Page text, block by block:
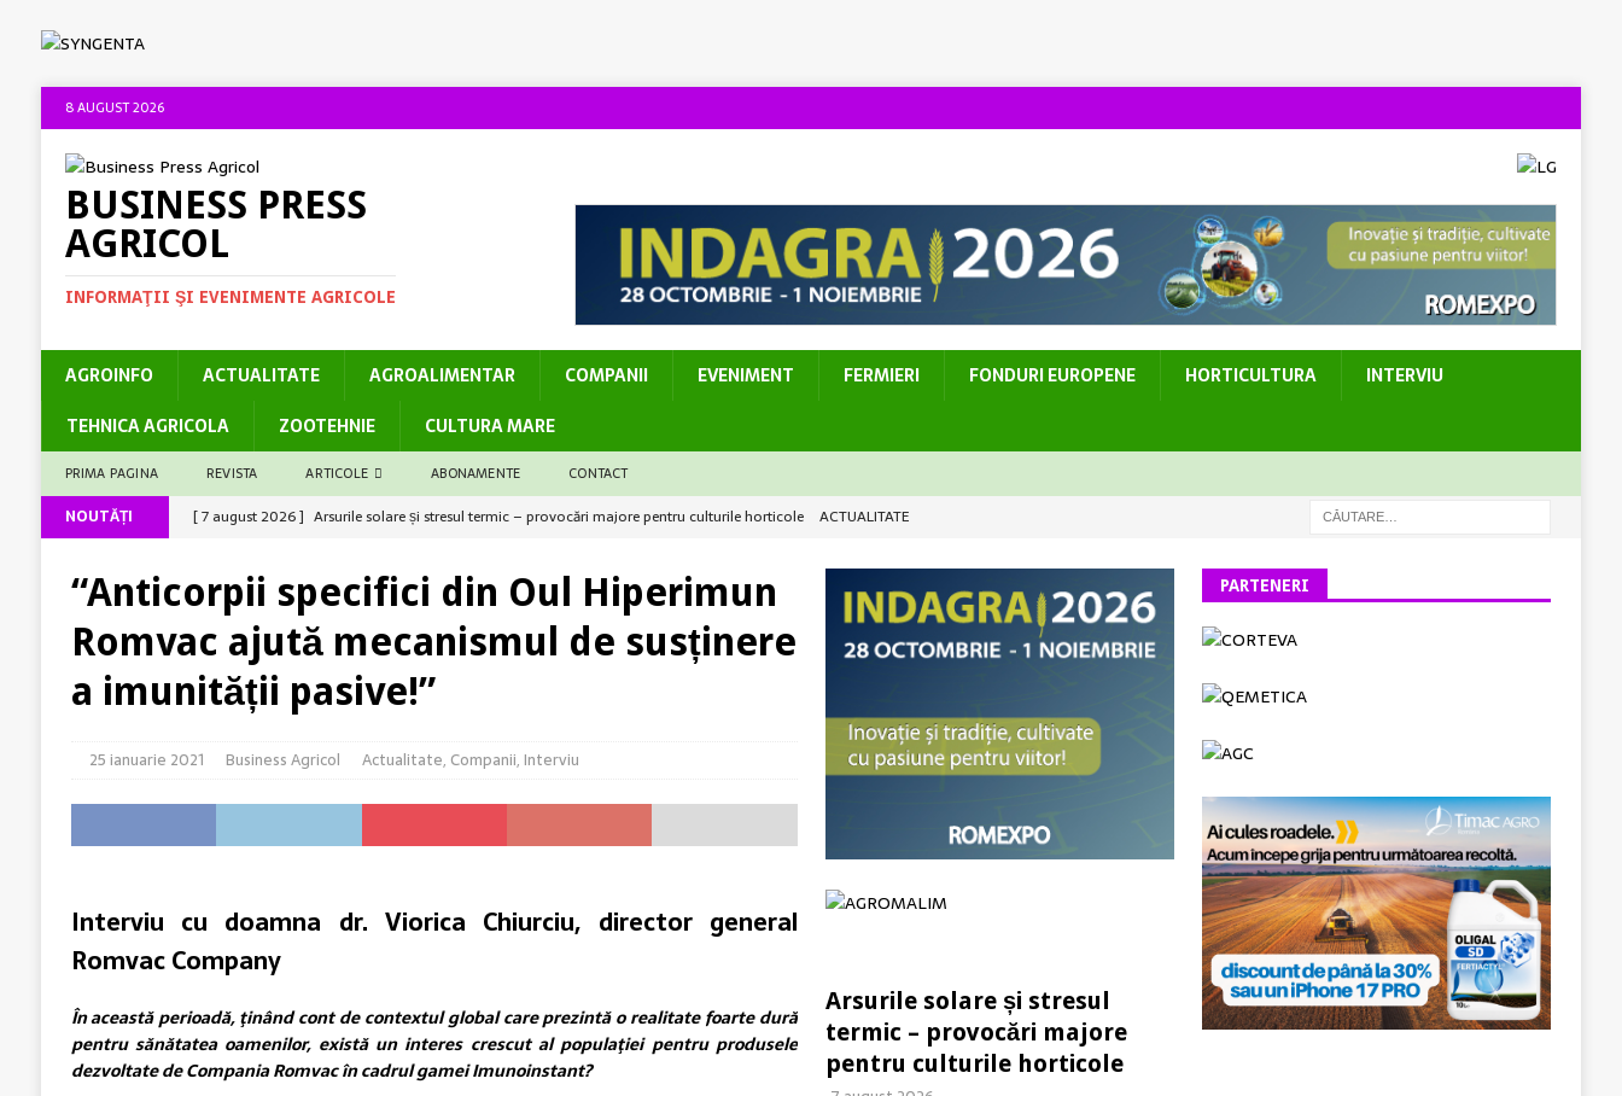
8 AUGUST 2026
BUSINESS PRESS
AGRICOL
INFORMAŢII ŞI EVENIMENTE AGRICOLE
AGROINFO ACTUALITATE AGROALIMENTAR COMPANII EVENIMENT FERMIERI FONDURI EUROPENE HORTICULTURA
INTERVIU
TEHNICA AGRICOLA
ZOOTEHNIE CULTURA MARE
PRIMA PAGINA REVISTA ARTICOLE ABONAMENTE CONTACT
NOUTĂȚI [ 7 august 2026 ] Arsurile solare și stresul termic – provocări majore pentru culturile horticole
ACTUALITATE
ACTUALITATE
[ 6 august 2026 ] Producții mari la grâu? Ai câștigat recolta, dar poți pierde startul culturii următoare ACTUALITATE
[ 6 august 2026 ] Rolul logisticii și al digitalizării în dezvoltarea sectorului agroalimentar
[ 5 august 2026 ]
ACTUALITATE
“Anticorpii specifici din Oul Hiperimun
Romvac ajută mecanismul de susținere
a imunității pasive!”
25 ianuarie 2021 Business Agricol Actualitate, Companii, Interviu
Interviu cu doamna dr. Viorica Chiurciu, director general
Romvac Company
În această perioadă, ţinând cont de contextul global care prezintă o realitate foarte dură
pentru sănătatea oamenilor, există un interes crescut al populaţiei pentru produsele
dezvoltate de Compania Romvac în cadrul gamei Imunoinstant?
Arsurile solare și stresul
termic – provocări majore
pentru culturile horticole
PARTENERI